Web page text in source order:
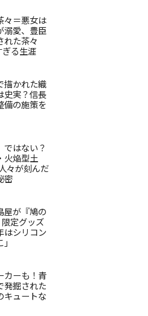
々＝悪女は
溺愛、豊臣
れた茶々
る生涯
描かれた織
史実？信長
備の施策を
ではない？
火焔型土
々が刻んだ
密
屋が『鳩の
定グッズ
はシリコン
カーも！青
発掘された
キュートな